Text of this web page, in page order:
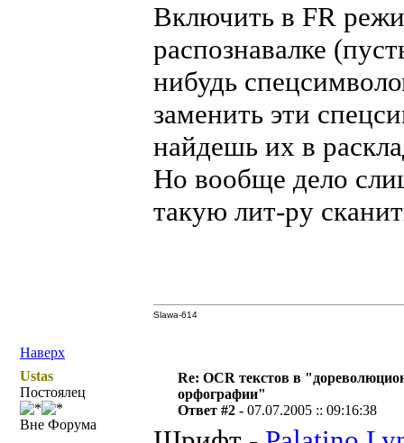
Включить в FR
распознавалке
нибудь
заменить эти
найдешь их в
Но вообще дело
такую лит-ру
Наверх
Slawa-614
Ustas
Постоялец
Вне Форума
Re: OCR текстов в
орфографии"
Ответ #2 -07.07.2005 :: 09:16:38